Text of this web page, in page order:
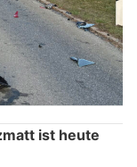
ist heute